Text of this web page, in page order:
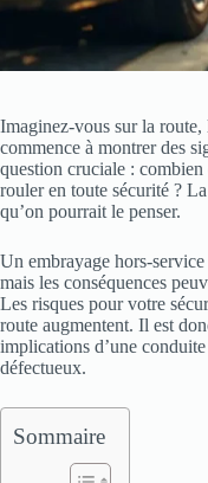
Imaginez-vous sur la
commence à montrer des
question cruciale :
rouler en toute sécurité ?
qu’on pourrait le penser.
Un embrayage hors-
mais les conséquences
Les risques pour votre
route augmentent. Il est
implications d’une
défectueux.
Sommaire